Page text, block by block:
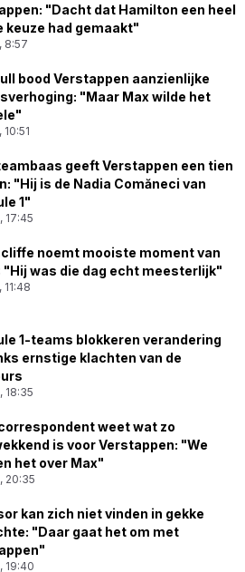
"Dacht dat Hamilton een heel
keuze had gemaakt"
8:57
bood Verstappen aanzienlijke
"Maar Max wilde het
geeft Verstappen een tien
"Hij is de Nadia Comăneci van
1"
17:45
noemt mooiste moment van
"Hij was die dag echt meesterlijk"
11:48
1-teams blokkeren verandering
ernstige klachten van de
18:35
weet wat zo
is voor Verstappen: "We
het over Max"
20:35
kan zich niet vinden in gekke
"Daar gaat het om met
19:40